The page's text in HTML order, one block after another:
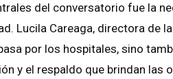
del conversatorio fue la
Lucila Careaga, directora de
por los hospitales, sino
y el respaldo que brindan las